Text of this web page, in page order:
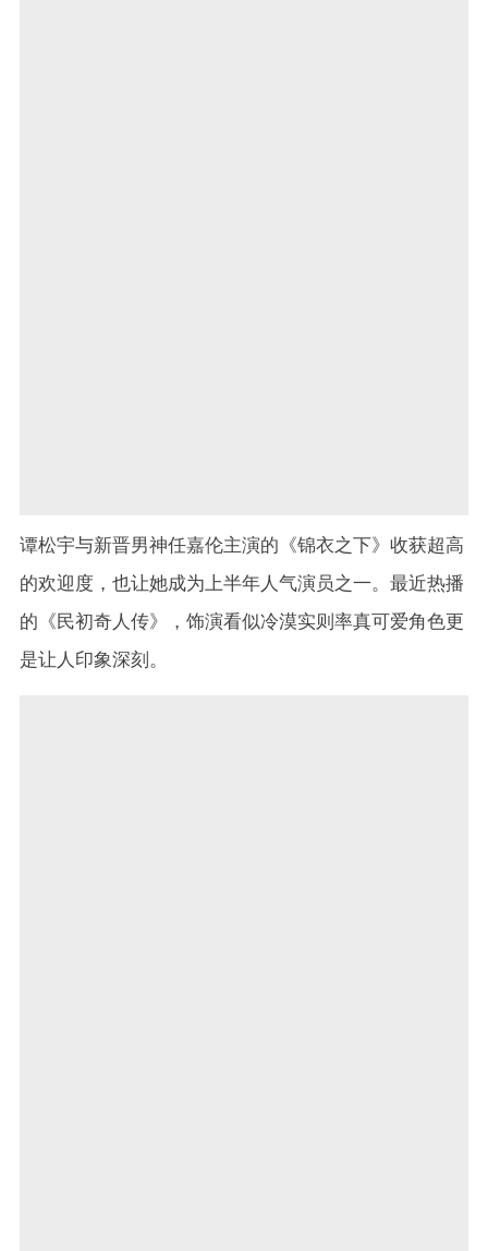
谭松宇与新晋男神任嘉伦主演的《锦衣之下》收获超高
的欢迎度，也让她成为上半年人气演员之一。最近热播
的《民初奇人传》，饰演看似冷漠实则率真可爱角色更
是让人印象深刻。